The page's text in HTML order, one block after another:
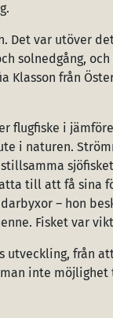
Det var utöver
solnedgång,
Klasson från
flugfiske i
i naturen.
till att få sina
– hon
Fisket var
utveckling, från
inte